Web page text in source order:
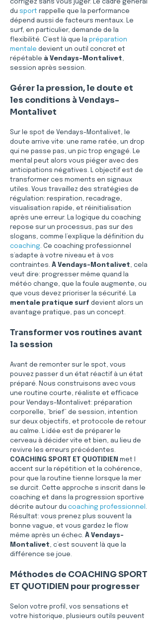
corrigez sans vous juger. Le cadre général
du sport rappelle que la performance
dépend aussi de facteurs mentaux. Le
surf, en particulier, demande de la
flexibilité. C’est là que la préparation
mentale devient un outil concret et
répétable à Vendays-Montalivet,
session après session.
Gérer la pression, le doute et
les conditions à Vendays-
Montalivet
Sur le spot de Vendays-Montalivet, le
doute arrive vite: une rame ratée, un drop
qui ne passe pas, un pic trop engagé. Le
mental peut alors vous piéger avec des
anticipations négatives. L objectif est de
transformer ces moments en signaux
utiles. Vous travaillez des stratégies de
régulation: respiration, recadrage,
visualisation rapide, et réinitialisation
après une erreur. La logique du coaching
repose sur un processus, pas sur des
slogans, comme l’explique la définition du
coaching. Ce coaching professionnel
s’adapte à votre niveau et à vos
contraintes. À Vendays-Montalivet, cela
veut dire: progresser même quand la
météo change, que la foule augmente, ou
que vous devez prioriser la sécurité. La
mentale pratique surf devient alors un
avantage pratique, pas un concept.
Transformer vos routines avant
la session
Avant de remonter sur le spot, vous
pouvez passer d un état réactif à un état
préparé. Nous construisons avec vous
une routine courte, réaliste et efficace
pour Vendays-Montalivet: préparation
corporelle, “brief” de session, intention
sur deux objectifs, et protocole de retour
au calme. L idée est de préparer le
cerveau à décider vite et bien, au lieu de
revivre les erreurs précédentes.
COACHING SPORT ET QUOTIDIEN met l
accent sur la répétition et la cohérence,
pour que la routine tienne lorsque la mer
se durcit. Cette approche s inscrit dans le
coaching et dans la progression sportive
décrite autour du coaching professionnel .
Résultat: vous prenez plus souvent la
bonne vague, et vous gardez le flow
même après un échec. À Vendays-
Montalivet, c’est souvent là que la
différence se joue.
Méthodes de COACHING SPORT
ET QUOTIDIEN pour progresser
Selon votre profil, vos sensations et
votre historique, plusieurs outils peuvent